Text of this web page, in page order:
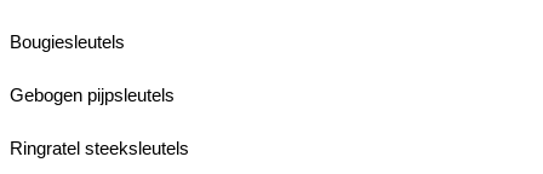
Bougiesleutels
Gebogen pijpsleutels
Ringratel steeksleutels